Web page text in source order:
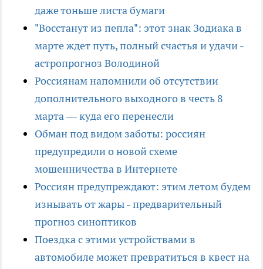
даже тоньше листа бумаги
"Восстанут из пепла": этот знак Зодиака в
марте ждет путь, полный счастья и удачи -
астропрогноз Володиной
Россиянам напомнили об отсутствии
дополнительного выходного в честь 8
марта — куда его перенесли
Обман под видом заботы: россиян
предупредили о новой схеме
мошенничества в Интернете
Россиян предупреждают: этим летом будем
изнывать от жары - предварительный
прогноз синоптиков
Поездка с этими устройствами в
автомобиле может превратиться в квест на